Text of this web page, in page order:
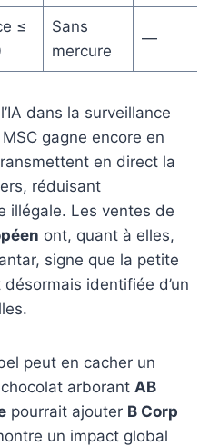
≤
Sans
mercure
—
dans la surveillance
gagne encore en
en direct la
réduisant
illégale. Les ventes de
ont, quant à elles,
signe que la petite
identifiée d’un
peut en cacher un
arborant AB
pourrait ajouter B Corp
un impact global